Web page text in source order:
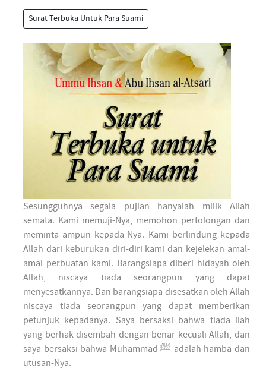
Surat Terbuka Untuk Para Suami
Sesungguhnya segala pujian hanyalah milik Allah
semata. Kami memuji-Nya, memohon pertolongan dan
meminta ampun kepada-Nya. Kami berlindung kepada
Allah dari keburukan diri-diri kami dan kejelekan amal-
amal perbuatan kami. Barangsiapa diberi hidayah oleh
Allah, niscaya tiada seorangpun yang dapat
menyesatkannya. Dan barangsiapa disesatkan oleh Allah
niscaya tiada seorangpun yang dapat memberikan
petunjuk kepadanya. Saya bersaksi bahwa tiada ilah
yang berhak disembah dengan benar kecuali Allah, dan
saya bersaksi bahwa Muhammad ﷺ adalah hamba dan
utusan-Nya.